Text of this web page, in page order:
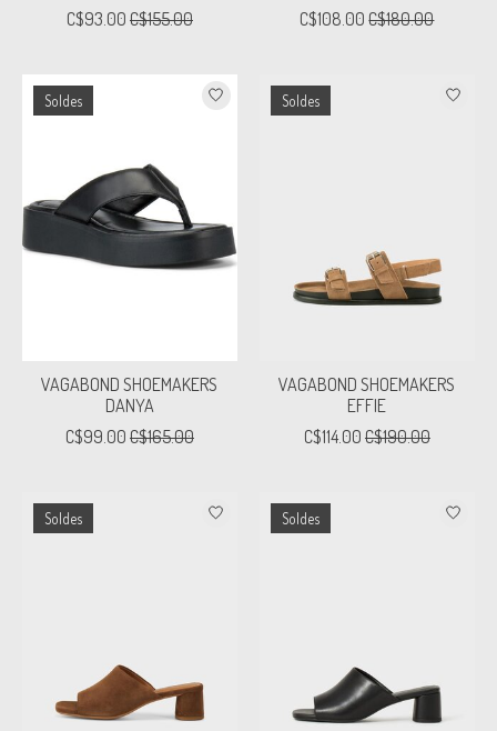
C$93.00 C$155.00
C$108.00 C$180.00
Soldes
VAGABOND SHOEMAKERS
DANYA
C$99.00 C$165.00
Soldes
VAGABOND SHOEMAKERS
EFFIE
C$114.00 C$190.00
Soldes Soldes